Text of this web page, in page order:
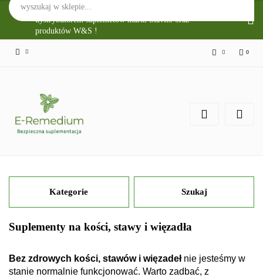
Sklep Internetowy E-Remedium jest głównym
dystrybutorem suplemetów marki Slavito oraz
produktów W&S !
0
Kategorie Szukaj
Suplementy na kości, stawy i więzadła
Bez zdrowych kości, stawów i więzadeł nie jesteśmy w
stanie normalnie funkcjonować. Warto zadbać, z